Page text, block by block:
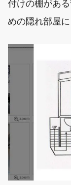
付けの棚があ
めの隠れ部屋に